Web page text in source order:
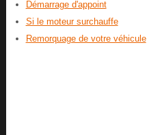
Démarrage d'appoint
Si le moteur surchauffe
Remorquage de votre véhicule